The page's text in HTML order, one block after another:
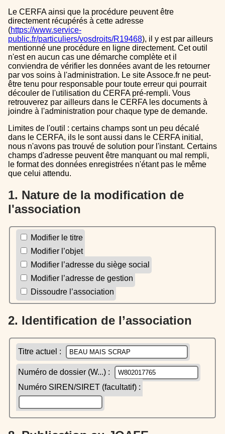
Le CERFA ainsi que la procédure peuvent être
directement récupérés à cette adresse
(https://www.service-
public.fr/particuliers/vosdroits/R19468), il y est par ailleurs
mentionné une procédure en ligne directement. Cet outil
n'est en aucun cas une démarche complète et il
conviendra de vérifier les données avant de les retourner
par vos soins à l'administration. Le site Assoce.fr ne peut-
être tenu pour responsable pour toute erreur qui pourrait
découler de l'utilisation du CERFA pré-rempli. Vous
retrouverez par ailleurs dans le CERFA les documents à
joindre à l'administration pour chaque type de demande.
Limites de l'outil : certains champs sont un peu décalé
dans le CERFA, ils le sont aussi dans le CERFA initial,
nous n'avons pas trouvé de solution pour l'instant. Certains
champs d'adresse peuvent être manquant ou mal rempli,
le format des données enregistrées n'étant pas le même
que celui attendu.
1. Nature de la modification de
l'association
Modifier le titre
Modifier l’objet
Modifier l’adresse du siège social
Modifier l’adresse de gestion
Dissoudre l’association
2. Identification de l’association
Titre actuel :
Numéro de dossier (W...) :
Numéro SIREN/SIRET (facultatif) :